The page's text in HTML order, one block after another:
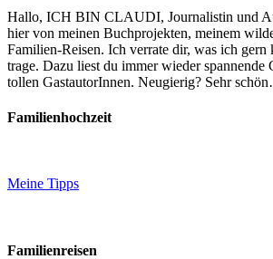
Hallo, ICH BIN CLAUDI, Journalistin und
hier von meinen Buchprojekten, meinem
Familien-Reisen. Ich verrate dir, was ich gern
trage. Dazu liest du immer wieder spannende
tollen GastautorInnen. Neugierig? Sehr
Familienhochzeit
Meine Tipps
Familienreisen